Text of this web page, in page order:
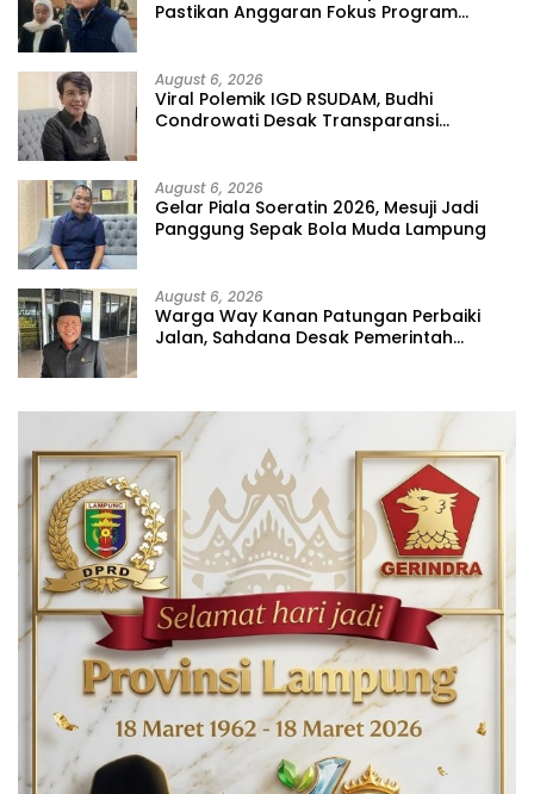
Pastikan Anggaran Fokus Program
August 6, 2026
Viral Polemik IGD RSUDAM, Budhi
Condrowati Desak Transparansi
August 6, 2026
Gelar Piala Soeratin 2026, Mesuji Jadi
Panggung Sepak Bola Muda Lampung
August 6, 2026
Warga Way Kanan Patungan Perbaiki
Jalan, Sahdana Desak Pemerintah